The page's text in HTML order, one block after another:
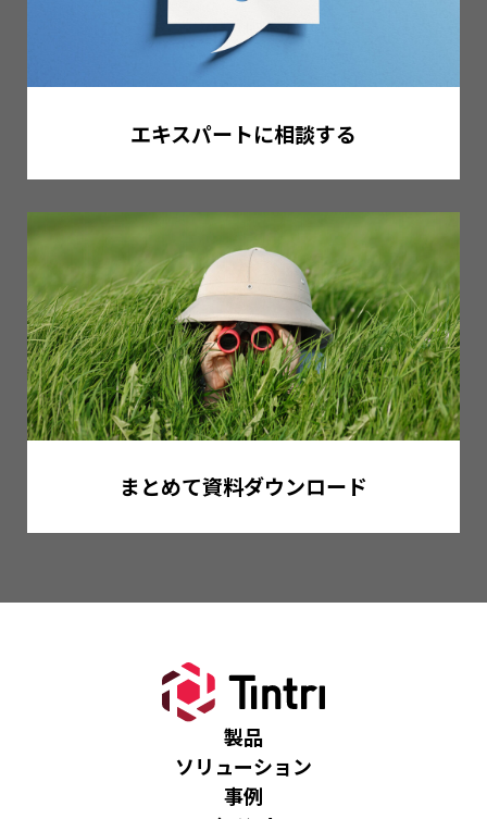
エキスパートに相談する
まとめて資料ダウンロード
製品
ソリューション
事例